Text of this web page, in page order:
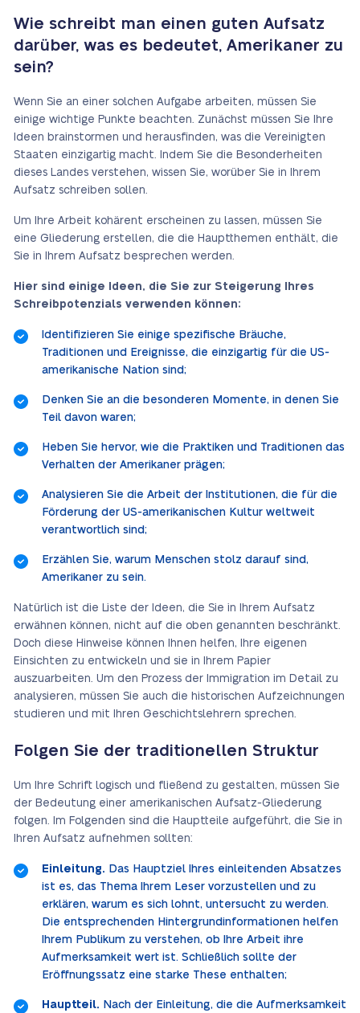
Wie schreibt man einen guten Aufsatz
darüber, was es bedeutet, Amerikaner zu
sein?
Wenn Sie an einer solchen Aufgabe arbeiten, müssen Sie
einige wichtige Punkte beachten. Zunächst müssen Sie Ihre
Ideen brainstormen und herausfinden, was die Vereinigten
Staaten einzigartig macht. Indem Sie die Besonderheiten
dieses Landes verstehen, wissen Sie, worüber Sie in Ihrem
Aufsatz schreiben sollen.
Um Ihre Arbeit kohärent erscheinen zu lassen, müssen Sie
eine Gliederung erstellen, die die Hauptthemen enthält, die
Sie in Ihrem Aufsatz besprechen werden.
Hier sind einige Ideen, die Sie zur Steigerung Ihres
Schreibpotenzials verwenden können:
Identifizieren Sie einige spezifische Bräuche,
Traditionen und Ereignisse, die einzigartig für die US-
amerikanische Nation sind;
Denken Sie an die besonderen Momente, in denen Sie
Teil davon waren;
Heben Sie hervor, wie die Praktiken und Traditionen das
Verhalten der Amerikaner prägen;
Analysieren Sie die Arbeit der Institutionen, die für die
Förderung der US-amerikanischen Kultur weltweit
verantwortlich sind;
Erzählen Sie, warum Menschen stolz darauf sind,
Amerikaner zu sein.
Natürlich ist die Liste der Ideen, die Sie in Ihrem Aufsatz
erwähnen können, nicht auf die oben genannten beschränkt.
Doch diese Hinweise können Ihnen helfen, Ihre eigenen
Einsichten zu entwickeln und sie in Ihrem Papier
auszuarbeiten. Um den Prozess der Immigration im Detail zu
analysieren, müssen Sie auch die historischen Aufzeichnungen
studieren und mit Ihren Geschichtslehrern sprechen.
Folgen Sie der traditionellen Struktur
Um Ihre Schrift logisch und fließend zu gestalten, müssen Sie
der Bedeutung einer amerikanischen Aufsatz-Gliederung
folgen. Im Folgenden sind die Hauptteile aufgeführt, die Sie in
Ihren Aufsatz aufnehmen sollten:
Einleitung. Das Hauptziel Ihres einleitenden Absatzes
ist es, das Thema Ihrem Leser vorzustellen und zu
erklären, warum es sich lohnt, untersucht zu werden.
Die entsprechenden Hintergrundinformationen helfen
Ihrem Publikum zu verstehen, ob Ihre Arbeit ihre
Aufmerksamkeit wert ist. Schließlich sollte der
Eröffnungssatz eine starke These enthalten;
Hauptteil. Nach der Einleitung, die die Aufmerksamkeit